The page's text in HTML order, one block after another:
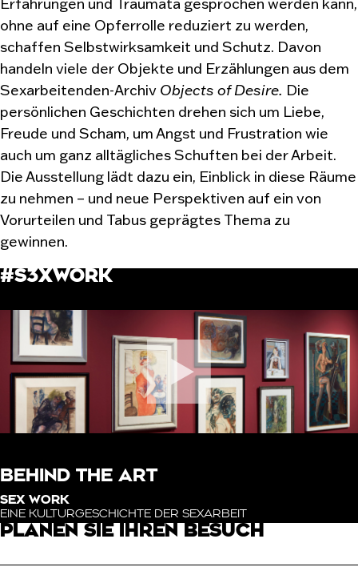
ohne auf eine Opferrolle reduziert zu werden,
schaffen Selbstwirksamkeit und Schutz. Davon
handeln viele der Objekte und Erzählungen aus dem
Sexarbeitenden-Archiv Objects of Desire. Die
persönlichen Geschichten drehen sich um Liebe,
Freude und Scham, um Angst und Frustration wie
auch um ganz alltägliches Schuften bei der Arbeit.
Die Ausstellung lädt dazu ein, Einblick in diese Räume
zu nehmen – und neue Perspektiven auf ein von
Vorurteilen und Tabus geprägtes Thema zu
gewinnen.
#S3XWORK
BEHIND THE ART
SEX WORK
EINE KULTURGESCHICHTE DER SEXARBEIT
PLANEN SIE IHREN BESUCH